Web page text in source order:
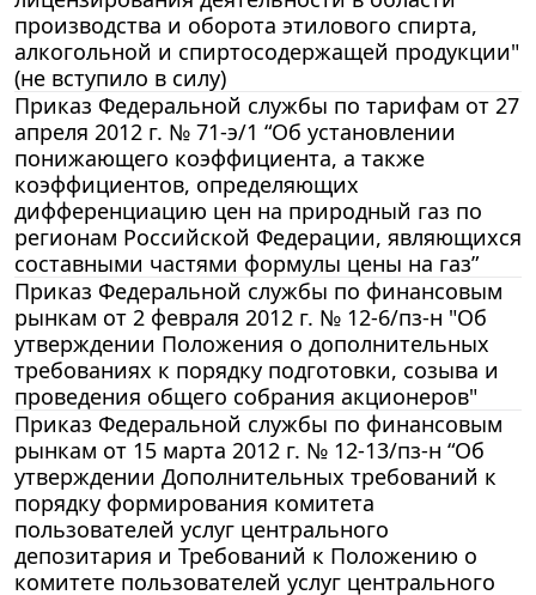
производства и оборота этилового спирта,
алкогольной и спиртосодержащей продукции"
(не вступило в силу)
Приказ Федеральной службы по тарифам от 27
апреля 2012 г. № 71-э/1 “Об установлении
понижающего коэффициента, а также
коэффициентов, определяющих
дифференциацию цен на природный газ по
регионам Российской Федерации, являющихся
составными частями формулы цены на газ”
Приказ Федеральной службы по финансовым
рынкам от 2 февраля 2012 г. № 12-6/пз-н "Об
утверждении Положения о дополнительных
требованиях к порядку подготовки, созыва и
проведения общего собрания акционеров"
Приказ Федеральной службы по финансовым
рынкам от 15 марта 2012 г. № 12-13/пз-н “Об
утверждении Дополнительных требований к
порядку формирования комитета
пользователей услуг центрального
депозитария и Требований к Положению о
комитете пользователей услуг центрального